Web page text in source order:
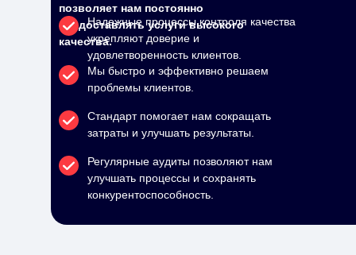
позволяет нам постоянно
предоставлять услуги высокого
качества.
Надежные процессы контроля качества
укрепляют доверие и
удовлетворенность клиентов.
Мы быстро и эффективно решаем
проблемы клиентов.
Стандарт помогает нам сокращать
затраты и улучшать результаты.
Регулярные аудиты позволяют нам
улучшать процессы и сохранять
конкурентоспособность.